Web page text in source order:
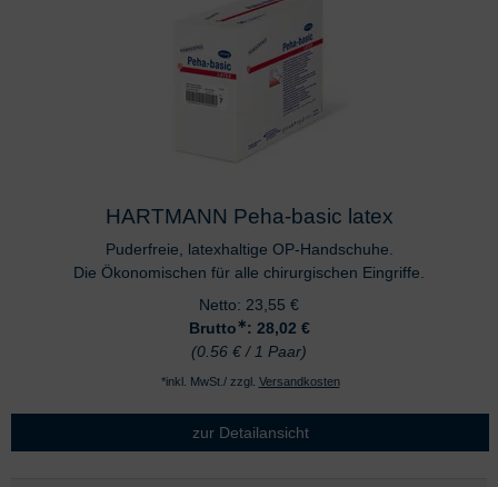
HARTMANN Peha-basic latex
Puderfreie, latexhaltige OP-Handschuhe.
Die Ökonomischen für alle chirurgischen Eingriffe.
Netto: 23,55 €
Brutto∗: 28,02 €
(0.56 € / 1 Paar)
*inkl. MwSt./ zzgl. Versandkosten
zur Detailansicht